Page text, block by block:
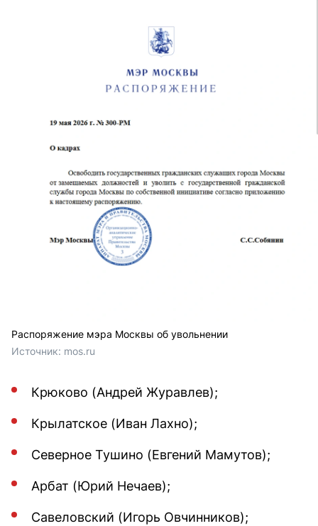
Распоряжение мэра Москвы об увольнении
Источник: mos.ru
Крюково (Андрей Журавлев);
Крылатское (Иван Лахно);
Северное Тушино (Евгений Мамутов);
Арбат (Юрий Нечаев);
Савеловский (Игорь Овчинников);